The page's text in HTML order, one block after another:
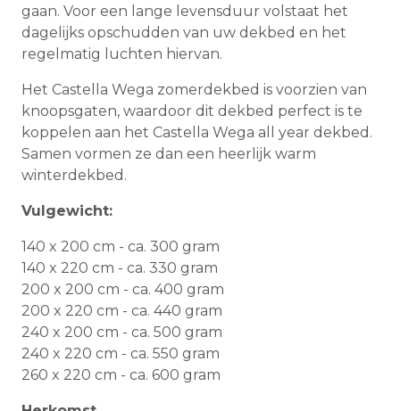
gaan. Voor een lange levensduur volstaat het
dagelijks opschudden van uw dekbed en het
regelmatig luchten hiervan.
Het Castella Wega zomerdekbed is voorzien van
knoopsgaten, waardoor dit dekbed perfect is te
koppelen aan het Castella Wega all year dekbed.
Samen vormen ze dan een heerlijk warm
winterdekbed.
Vulgewicht:
140 x 200 cm - ca. 300 gram
140 x 220 cm - ca. 330 gram
200 x 200 cm - ca. 400 gram
200 x 220 cm - ca. 440 gram
240 x 200 cm - ca. 500 gram
240 x 220 cm - ca. 550 gram
260 x 220 cm - ca. 600 gram